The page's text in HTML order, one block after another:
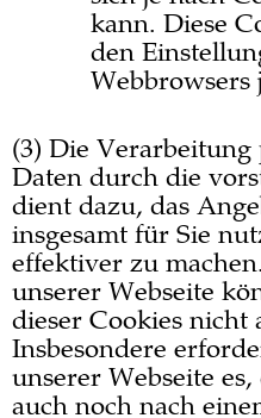
kann. Diese
den
Webbrowsers
(3) Die Verarbeitung
Daten durch die
dient dazu, das
insgesamt für Sie
effektiver zu
unserer Webseite
dieser Cookies nicht
Insbesondere
unserer Webseite
auch noch nach